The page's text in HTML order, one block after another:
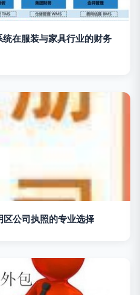
在服装与家具行业的财务
公司执照的专业选择